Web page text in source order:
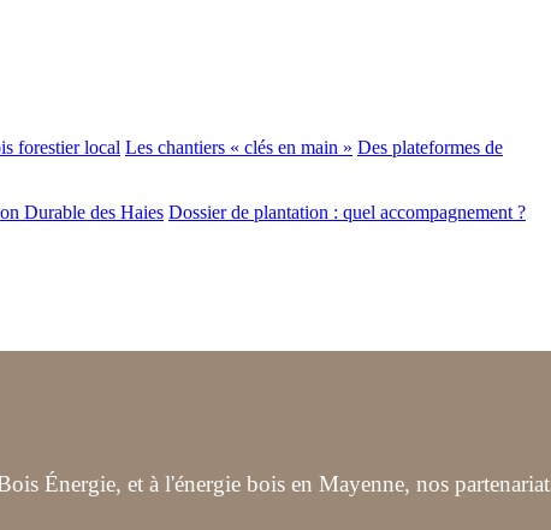
forestier local Les chantiers « clés en main » Des plateformes de
Durable des Haies Dossier de plantation : quel accompagnement ?
Énergie, et à l'énergie bois en Mayenne, nos